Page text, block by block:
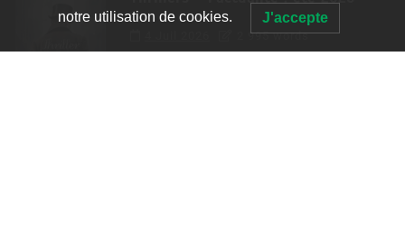
2 995 words
notre utilisation de cookies. J'accepte